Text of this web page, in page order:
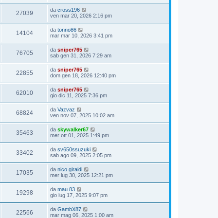
27039 da cross196
ven mar 20, 2026 2:16 pm
14104 da tonno86
mar mar 10, 2026 3:41 pm
76705 da sniper765
sab gen 31, 2026 7:29 am
22855 da sniper765
dom gen 18, 2026 12:40 pm
62010 da sniper765
gio dic 11, 2025 7:36 pm
68824 da Vazvaz
ven nov 07, 2025 10:02 am
35463 da skywalker67
mer ott 01, 2025 1:49 pm
33402 da sv650ssuzuki
sab ago 09, 2025 2:05 pm
17035 da nico giraldi
mer lug 30, 2025 12:21 pm
19298 da mau.83
gio lug 17, 2025 9:07 pm
22566 da GambX87
mar mag 06, 2025 1:00 am